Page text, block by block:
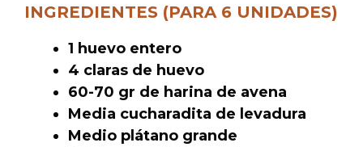
INGREDIENTES (PARA 6 UNIDADES)
1 huevo entero
4 claras de huevo
60-70 gr de harina de avena
Media cucharadita de levadura
Medio plátano grande